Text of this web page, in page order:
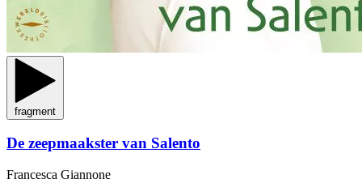
fragment
De zeepmaakster van Salento
Francesca Giannone